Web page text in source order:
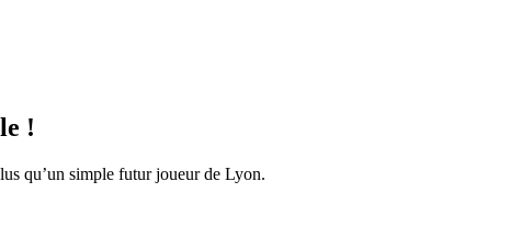
!
qu’un simple futur joueur de Lyon.